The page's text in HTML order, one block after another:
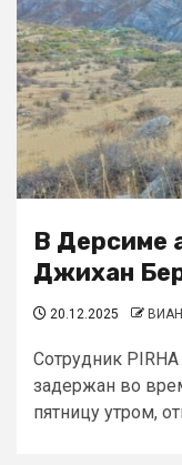
В Дерсиме
Джихан
20.12.2025 ВИАН
Сотрудник
задержан во
пятницу утром,